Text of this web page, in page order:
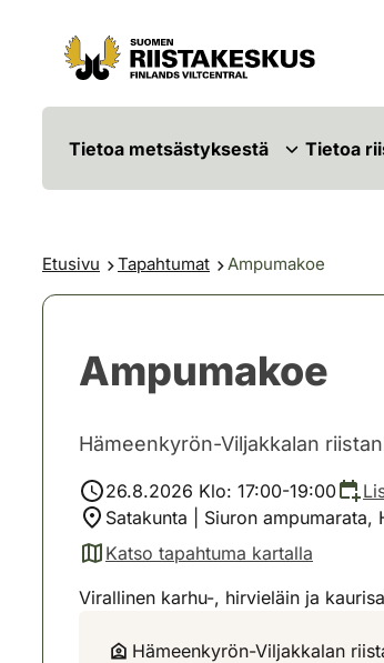
Siirry sisältöön
Siirry sivustokarttaan
Tietoa metsästyksestä Tietoa
Etusivu Tapahtumat Ampumakoe
Ampumakoe
Hämeenkyrön-Viljakkalan
26.8.2026 Klo: 17:00-19:00
Satakunta | Siuron ampumarata,
Katso tapahtuma kartalla
(avautuu uuteen välilehteen)
Virallinen karhu-, hirvieläin ja
Hämeenkyrön-Viljakkalan